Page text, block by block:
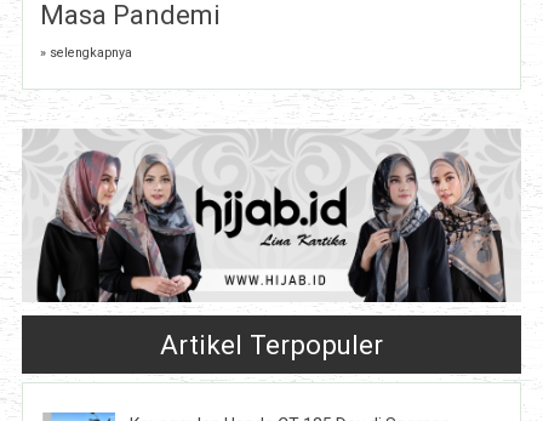
Masa Pandemi
» selengkapnya
Artikel Terpopuler